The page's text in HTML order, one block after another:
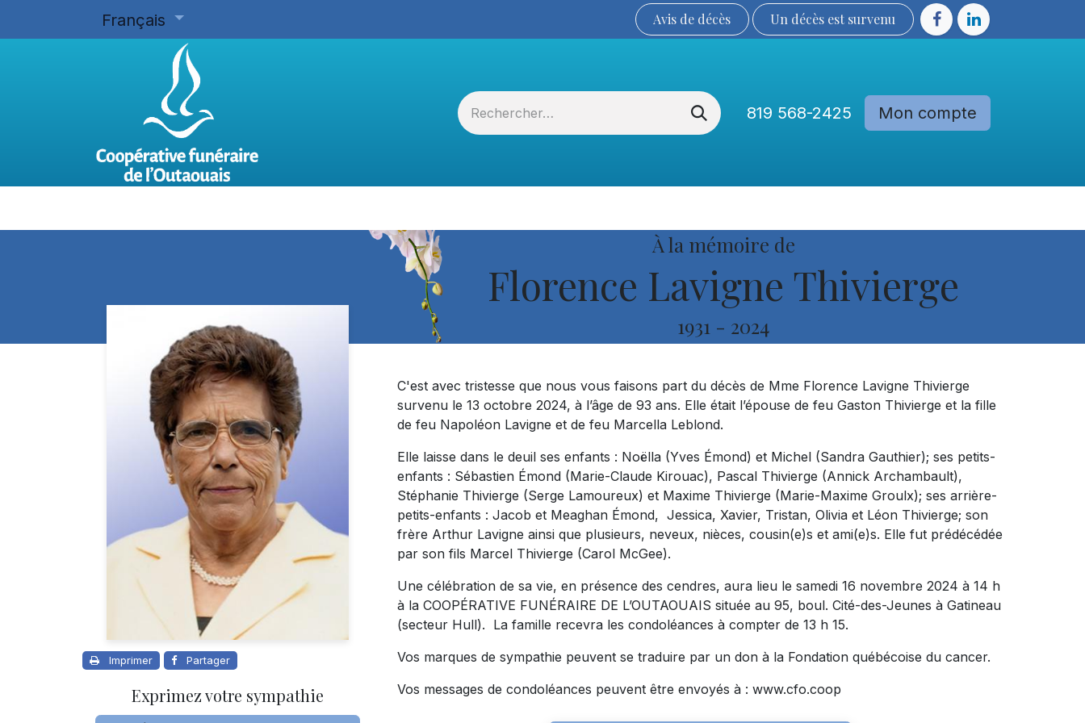
Français Avis de décès Un décès est sur​​​​​​​​ve​nu​​​​​​​​​​
819 568-2425 Mon compte
À la mémoire de
Florence Lavigne Thivierge
1931 - 2024
Imprimer Partager
Exprimez votre sympathie
C'est avec tristesse que nous vous faisons part du décès de Mme Florence Lavigne Thivierge
survenu le 13 octobre 2024, à l’âge de 93 ans. Elle était l’épouse de feu Gaston Thivierge et la fille
de feu Napoléon Lavigne et de feu Marcella Leblond.
Elle laisse dans le deuil ses enfants : Noëlla (Yves Émond) et Michel (Sandra Gauthier); ses petits-
enfants : Sébastien Émond (Marie-Claude Kirouac), Pascal Thivierge (Annick Archambault),
Stéphanie Thivierge (Serge Lamoureux) et Maxime Thivierge (Marie-Maxime Groulx); ses arrière-
petits-enfants : Jacob et Meaghan Émond, Jessica, Xavier, Tristan, Olivia et Léon Thivierge; son
frère Arthur Lavigne ainsi que plusieurs, neveux, nièces, cousin(e)s et ami(e)s. Elle fut prédécédée
par son fils Marcel Thivierge (Carol McGee).
Une célébration de sa vie, en présence des cendres, aura lieu le samedi 16 novembre 2024 à 14 h
à la COOPÉRATIVE FUNÉRAIRE DE L’OUTAOUAIS située au 95, boul. Cité-des-Jeunes à Gatineau
(secteur Hull). La famille recevra les condoléances à compter de 13 h 15.
Vos marques de sympathie peuvent se traduire par un don à la Fondation québécoise du cancer.
Vos messages de condoléances peuvent être envoyés à : www.cfo.coop